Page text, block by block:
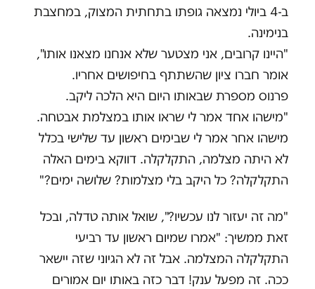
ב-4 ביולי נמצאה גופתו בתחתית המצוק, במחצבת
בנימינה.
"היינו קרובים, אני מצטער שלא אנחנו מצאנו אותו",
אומר חברו ציון שהשתתף בחיפושים אחריו.
פרנוס מספרת שבאותו היום היא הלכה ליקב.
"מישהו אחד אמר לי שראו אותו במצלמת אבטחה.
מישהו אחר אמר לי שבימים ראשון עד שלישי בכלל
לא היתה מצלמה, התקלקלה. דווקא בימים האלה
התקלקלה? כל היקב בלי מצלמות? שלושה ימים?"
"מה זה יעזור לנו עכשיו?", שואל אותה טדלה, ובכל
זאת ממשיך: "אמרו שמיום ראשון עד רביעי
התקלקלה המצלמה. אבל זה לא הגיוני שזה יישאר
ככה. זה מפעל ענק! דבר כזה באותו יום אמורים